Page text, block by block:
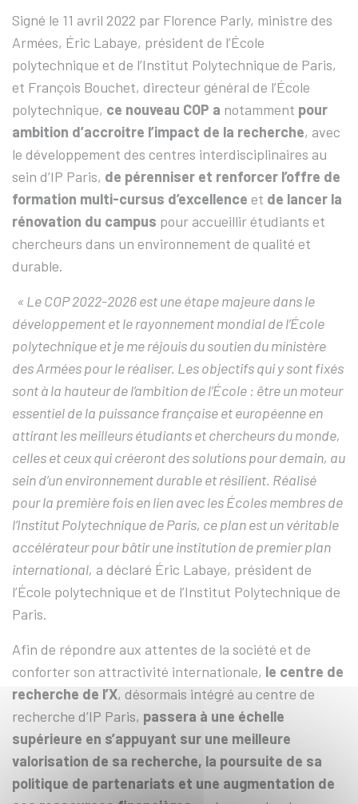
Signé le 11 avril 2022 par Florence Parly, ministre des
Armées, Éric Labaye, président de l’École
polytechnique et de l’Institut Polytechnique de Paris,
et François Bouchet, directeur général de l’École
polytechnique, ce nouveau COP a notamment pour
ambition d’accroitre l’impact de la recherche, avec
le développement des centres interdisciplinaires au
sein d’IP Paris, de pérenniser et renforcer l’offre de
formation multi-cursus d’excellence et de lancer la
rénovation du campus pour accueillir étudiants et
chercheurs dans un environnement de qualité et
durable.
« Le COP 2022-2026 est une étape majeure dans le
développement et le rayonnement mondial de l’École
polytechnique et je me réjouis du soutien du ministère
des Armées pour le réaliser. Les objectifs qui y sont fixés
sont à la hauteur de l’ambition de l’École : être un moteur
essentiel de la puissance française et européenne en
attirant les meilleurs étudiants et chercheurs du monde,
celles et ceux qui créerontdes solutions pour demain, au
sein d’un environnement durable et résilient. Réalisé
pour la première fois en lien avec les Écoles membres de
l’Institut Polytechnique de Paris, ce plan est un véritable
accélérateur pour bâtir une institution de premier plan
international, a déclaré Éric Labaye, président de
l’École polytechnique et de l’Institut Polytechnique de
Paris.
Afin de répondre aux attentes de la société et de
conforter son attractivité internationale, le centre de
recherche de l’X, désormais intégré au centre de
recherche d’IP Paris, passera à une échelle
supérieure en s’appuyant sur une meilleure
valorisation de sa recherche, la poursuite de sa
politique de partenariats et une augmentation de